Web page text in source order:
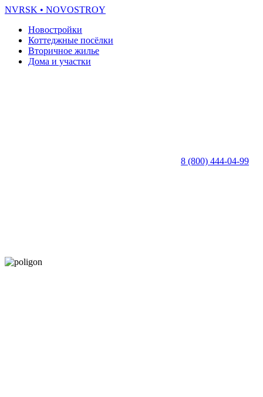
NVRSK • NOVOSTROY
Новостройки
Коттеджные посёлки
Вторичное жилье
Дома и участки
8 (800) 444-04-99